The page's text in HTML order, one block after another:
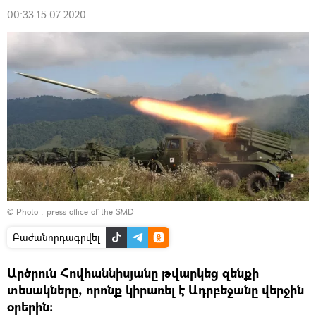
00:33 15.07.2020
© Photo : press office of the SMD
Բաժանորդագրվել
Արծրուն Հովհաննիսյանը թվարկեց զենքի
տեսակները, որոնք կիրառել է Ադրբեջանը վերջին
օրերին: